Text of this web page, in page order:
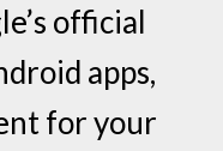
official
apps,
for your